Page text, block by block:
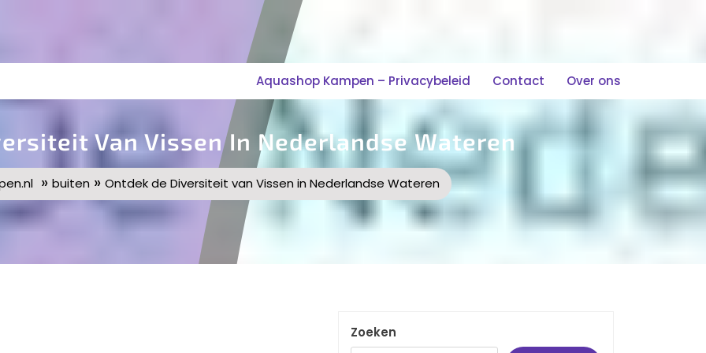
Aquashop Kampen – Privacybeleid Contact Over ons
Van Vissen In Nederlandse Wateren
» buiten » Ontdek de Diversiteit van Vissen in Nederlandse Wateren
Zoeken